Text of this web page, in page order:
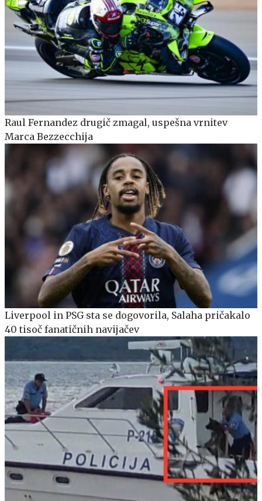
Raul Fernandez drugič zmagal, uspešna vrnitev
Marca Bezzecchija
Liverpool in PSG sta se dogovorila, Salaha pričakalo
40 tisoč fanatičnih navijačev